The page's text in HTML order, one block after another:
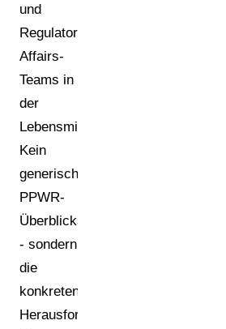
und
Regulatory-
Affairs-
Teams in
der
Lebensmittelbranche.
Kein
generisches
PPWR-
Überblickswissen
- sondern
die
konkreten
Herausforderungen,